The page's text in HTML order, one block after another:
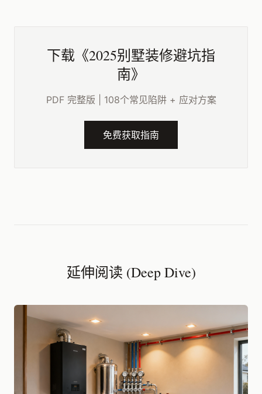
下载《2025别墅装修避坑指
南》
PDF 完整版 | 108个常见陷阱 + 应对方案
免费获取指南
延伸阅读 (Deep Dive)